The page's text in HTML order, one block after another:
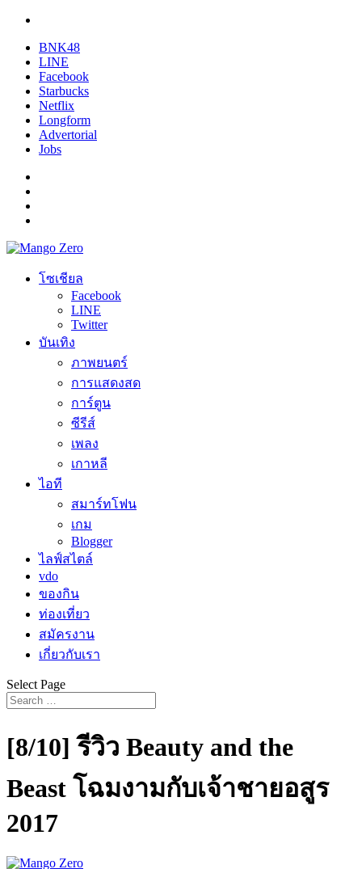
BNK48
LINE
Facebook
Starbucks
Netflix
Longform
Advertorial
Jobs
โซเชียล
Facebook
LINE
Twitter
บันเทิง
ภาพยนตร์
การแสดงสด
การ์ตูน
ซีรีส์
เพลง
เกาหลี
ไอที
สมาร์ทโฟน
เกม
Blogger
ไลฟ์สไตล์
vdo
ของกิน
ท่องเที่ยว
สมัครงาน
เกี่ยวกับเรา
Select Page
[8/10] รีวิว Beauty and the
Beast โฉมงามกับเจ้าชายอสูร
2017